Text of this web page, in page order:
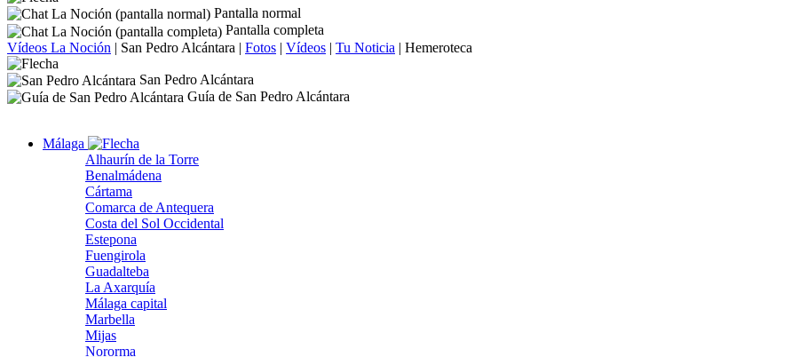
Pantalla normal
Pantalla completa
Vídeos La Noción | San Pedro Alcántara | Fotos | Vídeos | Tu Noticia | Hemeroteca
San Pedro Alcántara
Guía de San Pedro Alcántara
Málaga
Alhaurín de la Torre
Benalmádena
Cártama
Comarca de Antequera
Costa del Sol Occidental
Estepona
Fuengirola
Guadalteba
La Axarquía
Málaga capital
Marbella
Mijas
Nororma